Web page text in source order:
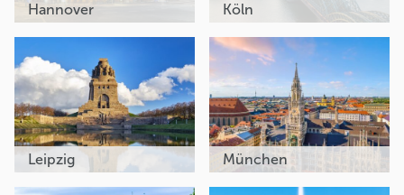
Hannover Köln
Leipzig München